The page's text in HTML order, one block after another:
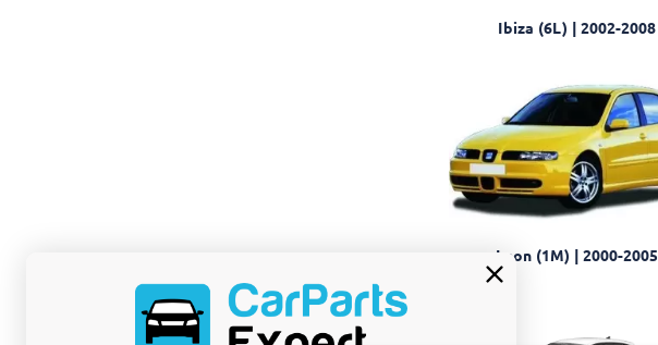
Ibiza (6L) | 2002-2008
Leon (1M) | 2000-2005